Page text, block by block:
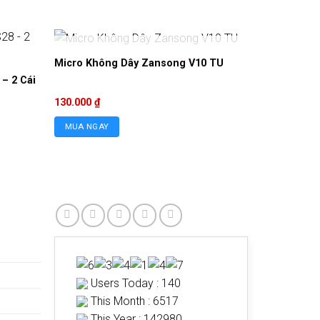
2 Cái
HẾT HÀNG
Micro Không Dây Zansong V10 TU
130.000 ₫
MUA NGAY
Users Today : 140
This Month : 6517